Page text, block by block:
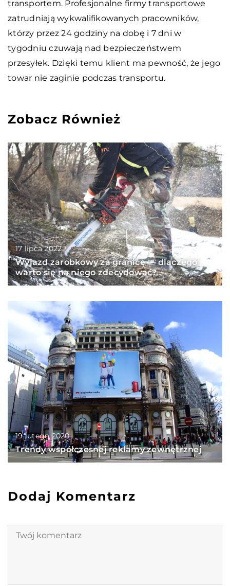
transportem. Profesjonalne firmy transportowe
zatrudniają wykwalifikowanych pracowników,
którzy przez 24 godziny na dobę i 7 dni w
tygodniu czuwają nad bezpieczeństwem
przesyłek. Dzięki temu klient ma pewność, że jego
towar nie zaginie podczas transportu.
Zobacz Również
17 lipca 2022
Wyjazd zarobkowy za granicę — dlaczego
warto się na niego zdecydować?
19 lutego 2020
Trendy współczesnej reklamy zewnętrznej
Dodaj Komentarz